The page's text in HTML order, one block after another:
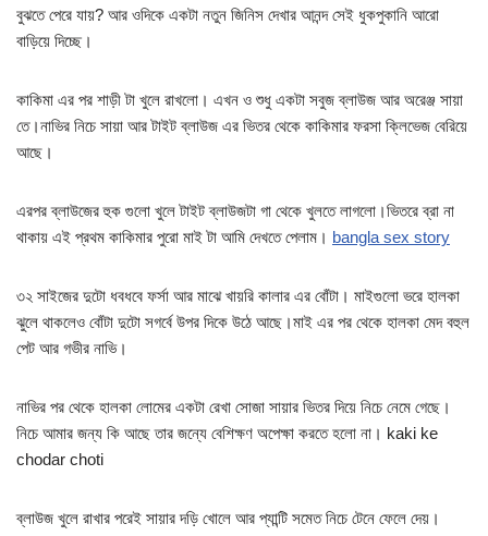
বুঝতে পেরে যায়? আর ওদিকে একটা নতুন জিনিস দেখার আনন্দ সেই ধুকপুকানি আরো
বাড়িয়ে দিচ্ছে।
কাকিমা এর পর শাড়ী টা খুলে রাখলো। এখন ও শুধু একটা সবুজ ব্লাউজ আর অরেঞ্জ সায়া
তে।নাভির নিচে সায়া আর টাইট ব্লাউজ এর ভিতর থেকে কাকিমার ফরসা ক্লিভেজ বেরিয়ে
আছে।
এরপর ব্লাউজের হুক গুলো খুলে টাইট ব্লাউজটা গা থেকে খুলতে লাগলো।ভিতরে ব্রা না
থাকায় এই প্রথম কাকিমার পুরো মাই টা আমি দেখতে পেলাম। bangla sex story
৩২ সাইজের দুটো ধবধবে ফর্সা আর মাঝে খায়রি কালার এর বোঁটা। মাইগুলো ভরে হালকা
ঝুলে থাকলেও বোঁটা দুটো সগর্বে উপর দিকে উঠে আছে।মাই এর পর থেকে হালকা মেদ বহুল
পেট আর গভীর নাভি।
নাভির পর থেকে হালকা লোমের একটা রেখা সোজা সায়ার ভিতর দিয়ে নিচে নেমে গেছে।
নিচে আমার জন্য কি আছে তার জন্যে বেশিক্ষণ অপেক্ষা করতে হলো না। kaki ke
chodar choti
ব্লাউজ খুলে রাখার পরেই সায়ার দড়ি খোলে আর প্যান্টি সমেত নিচে টেনে ফেলে দেয়।